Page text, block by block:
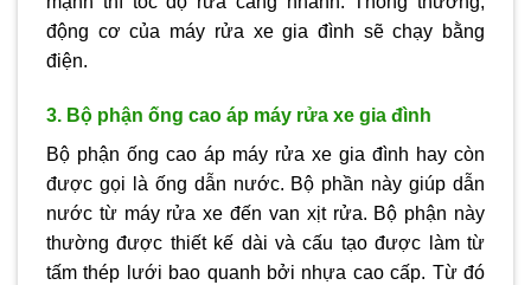
động cơ của máy rửa xe gia đình sẽ chạy bằng
điện.
3. Bộ phận ống cao áp máy rửa xe gia đình
Bộ phận ống cao áp máy rửa xe gia đình hay còn
được gọi là ống dẫn nước. Bộ phần này giúp dẫn
nước từ máy rửa xe đến van xịt rửa. Bộ phận này
thường được thiết kế dài và cấu tạo được làm từ
tấm thép lưới bao quanh bởi nhựa cao cấp. Từ đó